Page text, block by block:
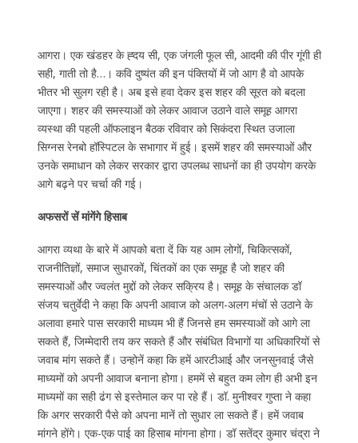
आगरा। एक खंडहर के ह्दय सी, एक जंगली फूल सी, आदमी की पीर गूंगी ही
सही, गाती तो है…। कवि दुष्यंत की इन पंक्तियों में जो आग है वो आपके
भीतर भी सुलग रही है। अब इसे हवा देकर इस शहर की सूरत को बदला
जाएगा। शहर की समस्याओं को लेकर आवाज उठाने वाले समूह आगरा
व्यस्था की पहली ऑफलाइन बैठक रविवार को सिकंदरा स्थित उजाला
सिग्नस रेनबो हॉस्पिटल के सभागार में हुई। इसमें शहर की समस्याओं और
उनके समाधान को लेकर सरकार द्वारा उपलब्ध साधनों का ही उपयोग करके
आगे बढ़ने पर चर्चा की गई।
अफसरों सें मांगेंगे हिसाब
आगरा व्यथा के बारे में आपको बता दें कि यह आम लोगों, चिकित्सकों,
राजनीतिज्ञों, समाज सुधारकों, चिंतकों का एक समूह है जो शहर की
समस्याओं और ज्वलंत मुद्दों को लेकर सक्रिय है। समूह के संचालक डॉ
संजय चतुर्वेदी ने कहा कि अपनी आवाज को अलग-अलग मंचों से उठाने के
अलावा हमारे पास सरकारी माध्यम भी हैं जिनसे हम समस्याओं को आगे ला
सकते हैं, जिम्मेदारी तय कर सकते हैं और संबंधित विभागों या अधिकारियों से
जवाब मांग सकते हैं। उन्होनें कहा कि हमें आरटीआई और जनसुनवाई जैसे
माध्यमों को अपनी आवाज बनाना होगा। हममें से बहुत कम लोग ही अभी इन
माध्यमों का सही ढंग से इस्तेमाल कर पा रहे हैं। डॉ. मुनीश्वर गुप्ता ने कहा
कि अगर सरकारी पैसे को अपना मानें तो सुधार ला सकते हैं। हमें जवाब
मांगने होंगे। एक-एक पाई का हिसाब मांगना होगा। डॉ सतेंद्र कुमार चंद्रा ने